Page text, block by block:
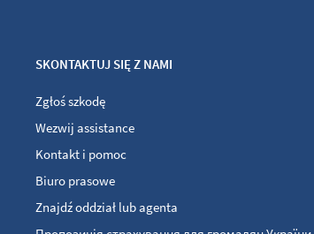
SKONTAKTUJ SIĘ Z NAMI
Zgłoś szkodę
Wezwij assistance
Kontakt i pomoc
Biuro prasowe
Znajdź oddział lub agenta